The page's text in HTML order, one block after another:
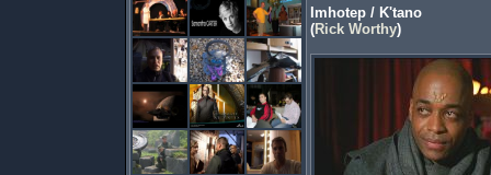
Imhotep / K'tano
(Rick Worthy)